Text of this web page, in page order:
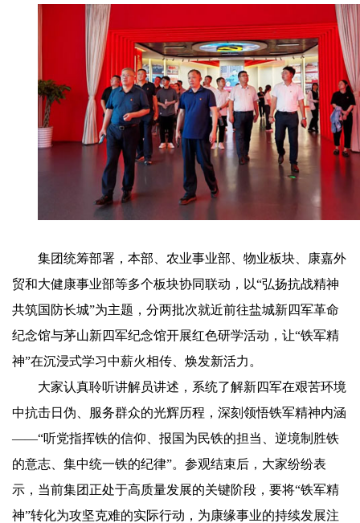
集团统筹部署，本部、农业事业部、物业板块、康嘉外
贸和大健康事业部等多个板块协同联动，以“弘扬抗战精神
共筑国防长城”为主题，分两批次就近前往盐城新四军革命
纪念馆与茅山新四军纪念馆开展红色研学活动，让“铁军精
神”在沉浸式学习中薪火相传、焕发新活力。
大家认真聆听讲解员讲述，系统了解新四军在艰苦环境
中抗击日伪、服务群众的光辉历程，深刻领悟铁军精神内涵
——“听党指挥铁的信仰、报国为民铁的担当、逆境制胜铁
的意志、集中统一铁的纪律”。参观结束后，大家纷纷表
示，当前集团正处于高质量发展的关键阶段，要将“铁军精
神”转化为攻坚克难的实际行动，为康缘事业的持续发展注